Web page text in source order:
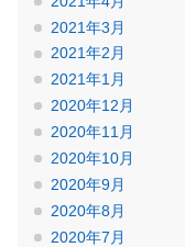
2021年3月
2021年2月
2021年1月
2020年12月
2020年11月
2020年10月
2020年9月
2020年8月
2020年7月